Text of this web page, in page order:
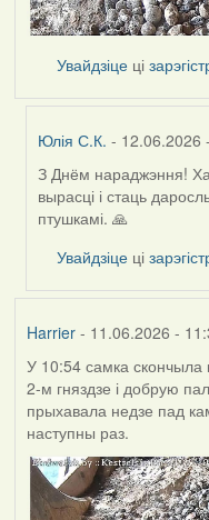
Увайдзіце ці
Юлія С.К. - 12.06.2026
In
reply
to
З Днём нараджэння!
вырасці і стаць
птушкамі. 🙏
Увайдзіце ці
Harrier- 11.06.2026 -
У 10:54 самка скончыла
2-м гняздзе і добрую
прыхавала недзе пад
наступны раз.